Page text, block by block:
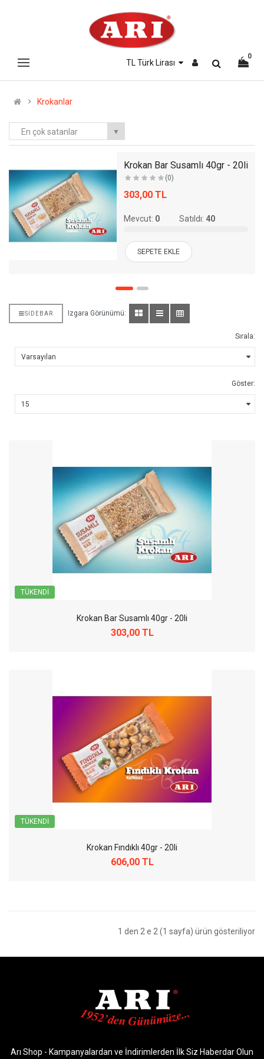
0
Krokanlar
En çok satanlar ▼
Krokan Bar Susamlı 40gr - 20li
(0)
303,00 TL
Mevcut: 0 Satıldı: 40
SEPETE EKLE
SIDEBAR Izgara Görünümü:
Sırala:
Göster:
TÜKENDI
Krokan Bar Susamlı 40gr - 20li
303,00 TL
TÜKENDI
Krokan Fındıklı 40gr - 20li
606,00 TL
1 den 2 e 2 (1 sayfa) ürün gösteriliyor
Arı Shop - Kampanyalardan ve İndirimlerden İlk Siz Haberdar Olun